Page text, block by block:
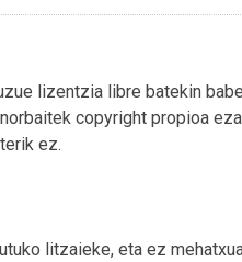
lizentzia libre batekin
copyright propioa
ez.
litzaieke, eta ez